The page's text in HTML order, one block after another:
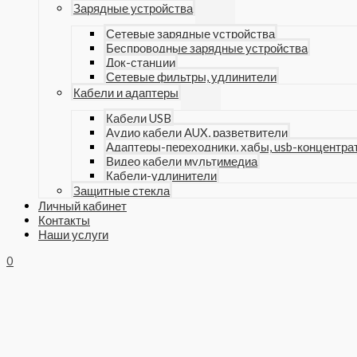
Зарядные устройства
Сетевые зарядные устройства
Беспроводные зарядные устройства
Док-станции
Сетевые фильтры, удлинители
Кабели и адаптеры
Кабели USB
Аудио кабели AUX, разветвители
Адаптеры-переходники, хабы, usb-
Видео кабели мультимедиа
Кабели-удлинители
Защитные стекла
Личный кабинет
Контакты
Наши услуги
0